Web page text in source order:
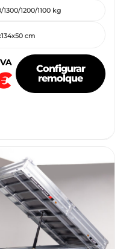
1300/1200/1100 kg
cm
Configurar
remolque